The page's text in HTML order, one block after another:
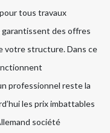
tous travaux
des offres
votre structure. Dans ce
professionnel reste la
les prix imbattables
société